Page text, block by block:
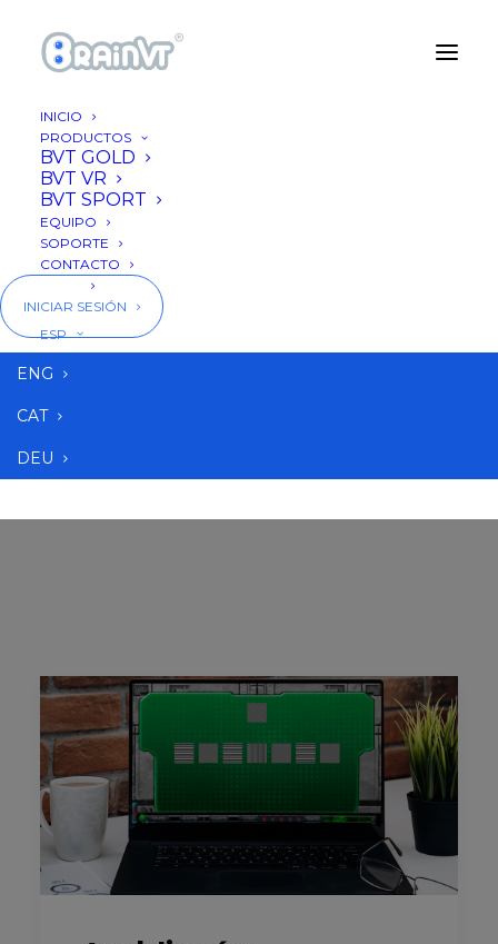
INICIO
PRODUCTOS
BVT GOLD
BVT VR
BVT SPORT
EQUIPO
SOPORTE
CONTACTO
INICIAR SESIÓN
ESP
ENG
CAT
DEU
Juegos entrenamiento